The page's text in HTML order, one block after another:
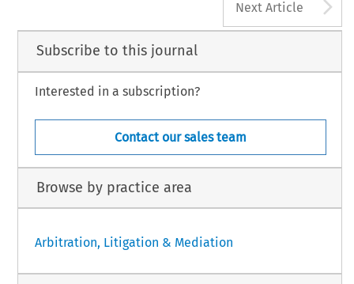
Next Article
Subscribe to this journal
Interested in a subscription?
Contact our sales team
Browse by practice area
Arbitration, Litigation & Mediation